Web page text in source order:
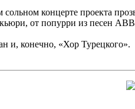
сольном концерте проекта
от попурри из песен
и, конечно, «Хор Турецкого».